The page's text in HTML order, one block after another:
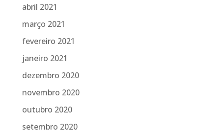
abril 2021
março 2021
fevereiro 2021
janeiro 2021
dezembro 2020
novembro 2020
outubro 2020
setembro 2020